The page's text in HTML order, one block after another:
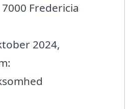
Fredericia
2024,